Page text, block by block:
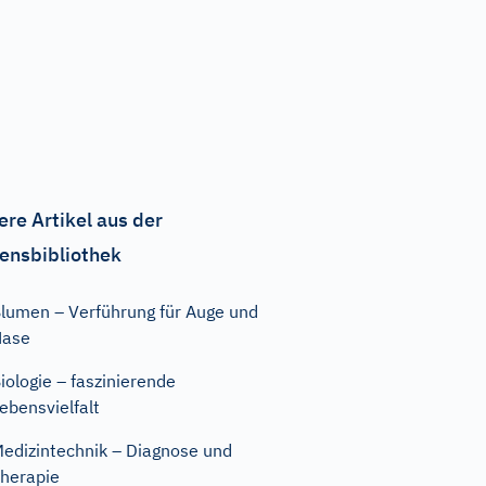
Artikel aus der
– Verführung für Auge und
– faszinierende
– Diagnose und